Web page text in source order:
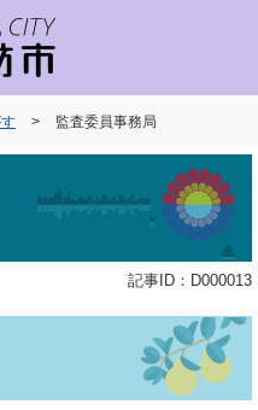
> 監査委員事務局
記事ID：D000013